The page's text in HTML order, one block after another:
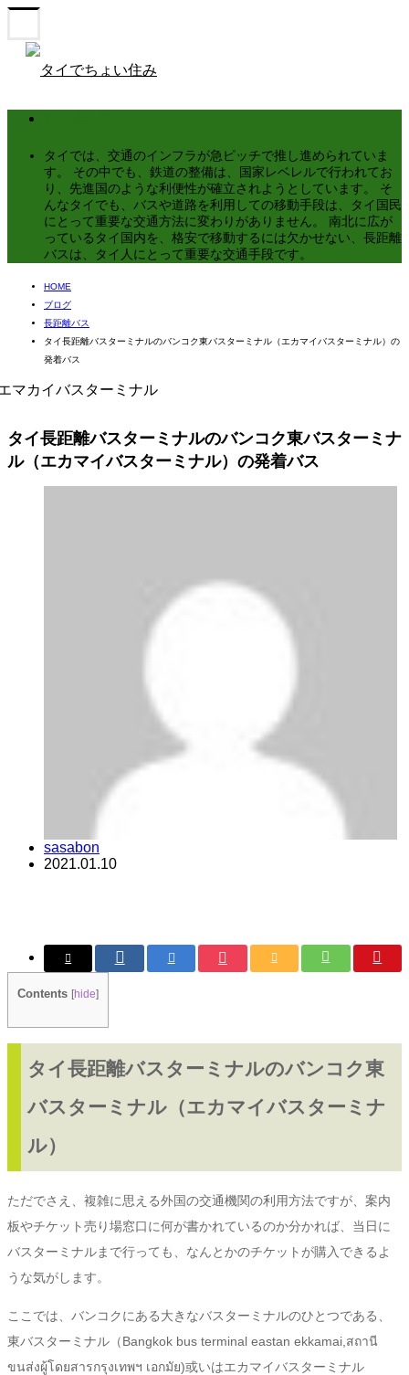
タイでは、交通のインフラが急ピッチで推し進められていま
す。 その中でも、鉄道の整備は、国家レベレルで行われてお
り、先進国のような利便性が確立されようとしています。 そ
んなタイでも、バスや道路を利用しての移動手段は、タイ国民
にとって重要な交通方法に変わりがありません。 南北に広が
っているタイ国内を、格安で移動するには欠かせない、長距離
バスは、タイ人にとって重要な交通手段です。
HOME
ブログ
長距離バス
タイ長距離バスターミナルのバンコク東バスターミナル（エカマイバスターミナル）の
発着バス
タイ長距離バスターミナルのバンコク東バスターミナ
ル（エカマイバスターミナル）の発着バス
sasabon
2021.01.10
Contents [hide]
タイ長距離バスターミナルのバンコク東
バスターミナル（エカマイバスターミナ
ル）
ただでさえ、複雑に思える外国の交通機関の利用方法ですが、案内
板やチケット売り場窓口に何が書かれているのか分かれば、当日に
バスターミナルまで行っても、なんとかのチケットが購入できるよ
うな気がします。
ここでは、バンコクにある大きなバスターミナルのひとつである、
東バスターミナル（Bangkok bus terminal eastan ekkamai,สถานี
ขนส่งผู้โดยสารกรุงเทพฯ เอกมัย)或いはエカマイバスターミナル